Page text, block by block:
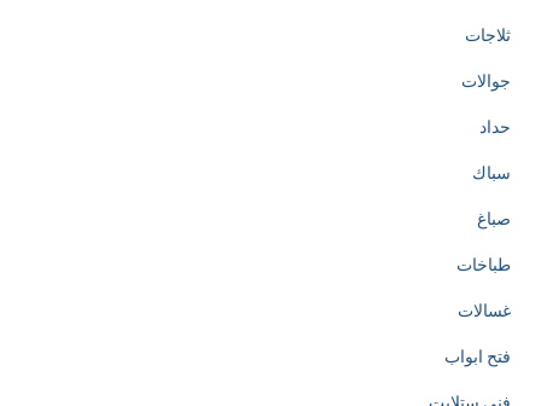
ثلاجات
جوالات
حداد
سباك
صباغ
طباخات
غسالات
فتح ابواب
فني ستلايت